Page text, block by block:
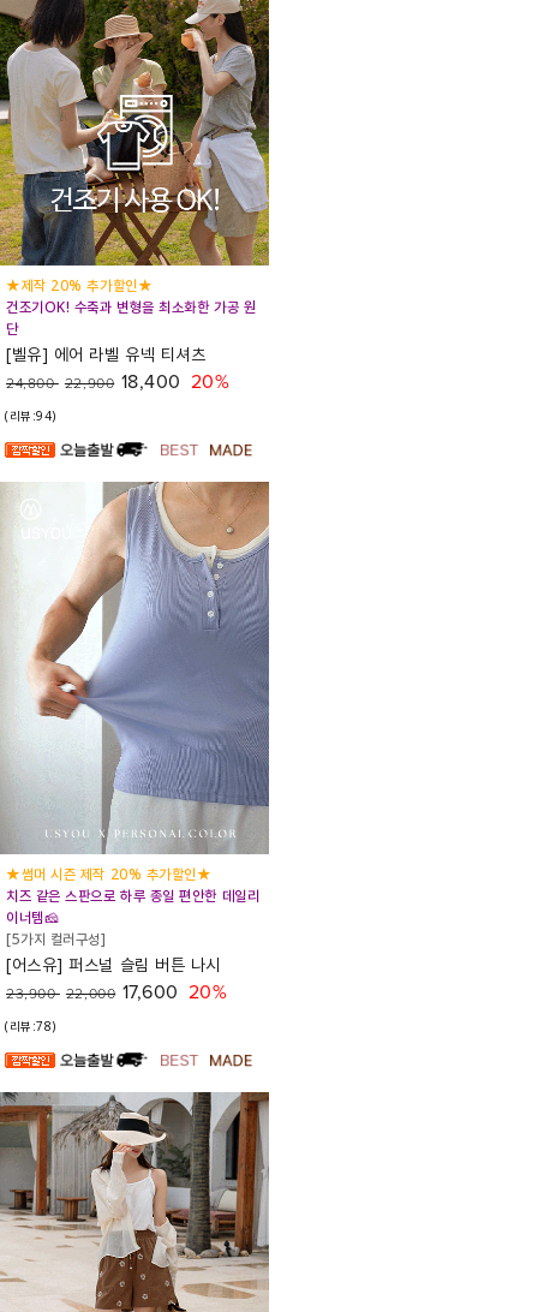
★제작 20% 추가할인★
건조기OK! 수축과 변형을 최소화한 가공 원
단
[벨유] 에어 라벨 유넥 티셔츠
24,800 22,900 18,400 20%
(리뷰:94)
★썸머 시즌 제작 20% 추가할인★
치즈 같은 스판으로 하루 종일 편안한 데일리
이너템🧀
[5가지 컬러구성]
[어스유] 퍼스널 슬림 버튼 나시
23,900 22,000 17,600 20%
(리뷰:78)